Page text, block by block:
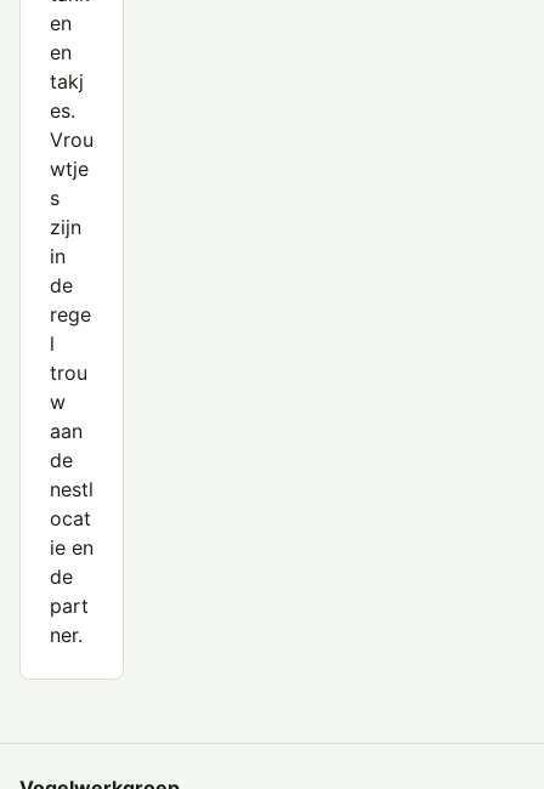
en
en
takj
es.
Vrou
wtje
s
zijn
in
de
rege
l
trou
w
aan
de
nestl
ocat
ie en
de
part
ner.